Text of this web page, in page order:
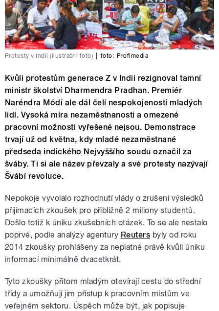
Protesty v Indii (ilustrační foto) foto: Profimedia
Kvůli protestům generace Z v Indii rezignoval tamní
ministr školství Dharmendra Pradhan. Premiér
Naréndra Módí ale dál čelí nespokojenosti mladých
lidí. Vysoká míra nezaměstnanosti a omezené
pracovní možnosti vyřešené nejsou. Demonstrace
trvají už od května, kdy mladé nezaměstnané
předseda indického Nejvyššího soudu označil za
šváby. Ti si ale název převzaly a své protesty nazývají
Švábí revoluce.
Nepokoje vyvolalo rozhodnutí vlády o zrušení výsledků
přijímacích zkoušek pro přibližně 2 miliony studentů.
Došlo totiž k úniku zkušebních otázek. To se ale nestalo
poprvé, podle analýzy agentury Reuters byly od roku
2014 zkoušky prohlášeny za neplatné právě kvůli úniku
informací minimálně dvacetkrát.
Tyto zkoušky přitom mladým otevírají cestu do střední
třídy a umožňují jim přístup k pracovním místům ve
veřejném sektoru. Úspěch může být, jak popisuje